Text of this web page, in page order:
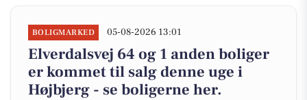
BOLIGMARKED 05-08-2026 13:01
Elverdalsvej 64 og 1 anden boliger
er kommet til salg denne uge i
Højbjerg - se boligerne her.